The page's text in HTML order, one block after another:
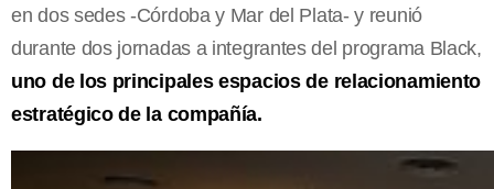
en dos sedes -Córdoba y Mar del Plata- y reunió
durante dos jornadas a integrantes del programa Black,
uno de los principales espacios de relacionamiento
estratégico de la compañía.